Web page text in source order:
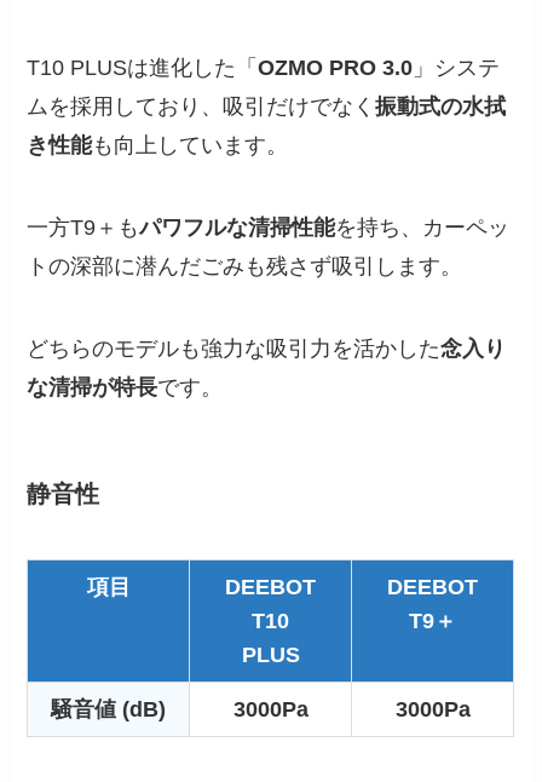
T10 PLUSは進化した「OZMO PRO 3.0 」システ
ムを採用しており、吸引だけでなく振動式の水拭
き性能も向上しています。
一方T9＋もパワフルな清掃性能を持ち、カーペッ
トの深部に潜んだごみも残さず吸引します。
どちらのモデルも強力な吸引力を活かした念入り
な清掃が特長です。
静音性
項目
DEEBOT
T10
PLUS
DEEBOT
T9＋
騒音値 (dB) 3000Pa 3000Pa